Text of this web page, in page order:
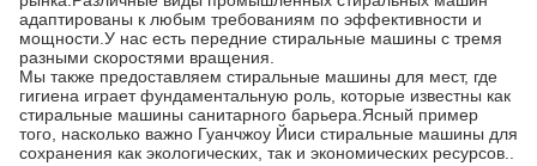
адаптированы к любым требованиям по эффективности и
мощности.У нас есть передние стиральные машины с тремя
разными скоростями вращения.
Мы также предоставляем стиральные машины для мест, где
гигиена играет фундаментальную роль, которые известны как
стиральные машины санитарного барьера.Ясный пример
того, насколько важно Гуанчжоу Йиси стиральные машины для
сохранения как экологических, так и экономических ресурсов..